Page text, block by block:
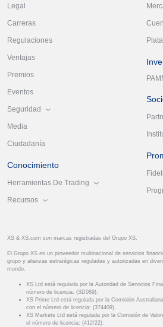
Legal
Carreras
Regulaciones
Ventajas
Premios
Eventos
Seguridad
Media
Ciudadanía
Conocimiento
Herramientas De Trading
Recursos
XS & XS.com son marcas registradas del Grupo XS.
El Grupo XS es un proveedor multinacional de servicios
grupo y alianzas estratégicas reguladas y autorizadas en
mundo.
XS Ltd está regulada por la Autoridad de Servicios
número de licencia: (SD089).
XS Prime Ltd está regulada por la Comisión
con el número de licencia: (374409).
XS Markets Ltd está regulada por la Comisión de
el número de licencia: (412/22).